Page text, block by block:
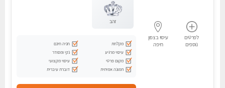
לפרטים
נוספים
עיסוי בצפון
חיפה
עיסוי טנטרה
זהב
מקלחת
חניה חינם
עיסוי מרגיע
נקי ומסודר
מקום פרטי
עיסוי מקצועי
תמונה אמיתית
דוברת עיברית